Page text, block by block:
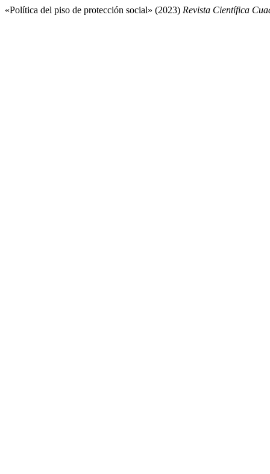
«Política del piso de protección social» (2023) Revista Científica